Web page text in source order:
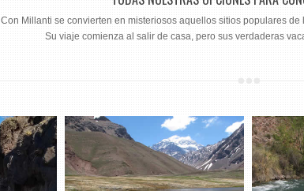
Con Millanti se convierten en misteriosos aquellos sitios populares
Su viaje comienza al salir de casa, pero sus verdaderas